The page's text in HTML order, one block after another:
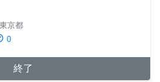
東京都
0
終了